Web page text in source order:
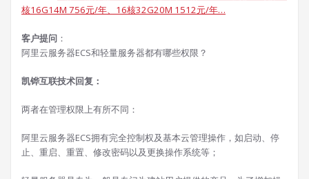
核16G14M 756元/年、16核32G20M 1512元/年…
客户提问 ：
阿里云服务器ECS和轻量服务器都有哪些权限？
凯铧互联技术回复：
两者在管理权限上有所不同：
阿里云服务器ECS拥有完全控制权及基本云管理操作，如启动、停
止、重启、重置、修改密码以及更换操作系统等；